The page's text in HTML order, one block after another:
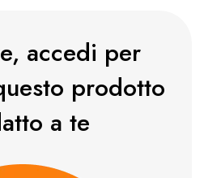
accedi per
prodotto
a te